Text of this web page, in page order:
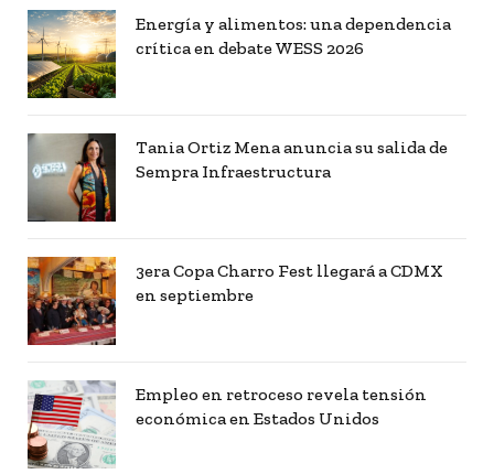
Energía y alimentos: una dependencia
crítica en debate WESS 2026
Tania Ortiz Mena anuncia su salida de
Sempra Infraestructura
3era Copa Charro Fest llegará a CDMX
en septiembre
Empleo en retroceso revela tensión
económica en Estados Unidos